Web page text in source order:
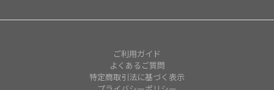
ご利用ガイド
よくあるご質問
特定商取引法に基づく表示